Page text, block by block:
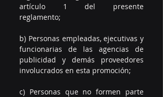
artículo 1 del presente
reglamento;
b) Personas empleadas, ejecutivas y
funcionarias de las agencias de
publicidad y demás proveedores
involucrados en esta promoción;
c) Personas que no formen parte